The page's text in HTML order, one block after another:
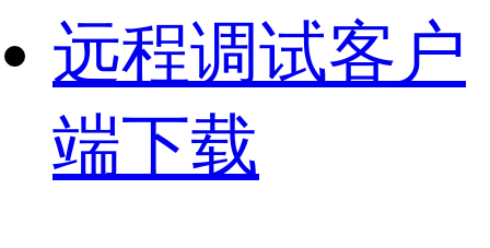
远程调试客户
端下载